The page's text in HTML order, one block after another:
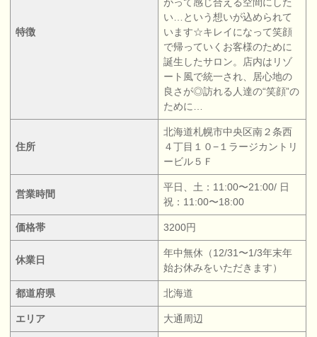
特徴
い…という想いが込められて
います☆キレイになって笑顔
で帰っていくお客様のために
誕生したサロン。店内はリゾ
ート風で統一され、居心地の
良さが◎訪れる人達の“笑顔”の
ために…
住所
北海道札幌市中央区南２条西
４丁目１０−１ラージカントリ
ービル５Ｆ
営業時間
平日、土：11:00〜21:00/ 日
祝：11:00〜18:00
価格帯 3200円
休業日
年中無休（12/31〜1/3年末年
始お休みをいただきます）
都道府県 北海道
エリア 大通周辺